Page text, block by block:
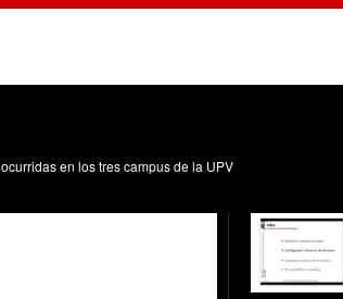
en los tres campus de la UPV